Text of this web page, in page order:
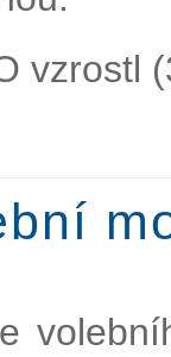
vzrostl